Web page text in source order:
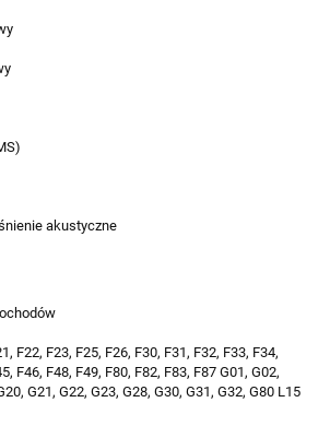
akustyczne
F22, F23, F25, F26, F30, F31, F32, F33, F34,
F46, F48, F49, F80, F82, F83, F87 G01, G02,
G21, G22, G23, G28, G30, G31, G32, G80 L15